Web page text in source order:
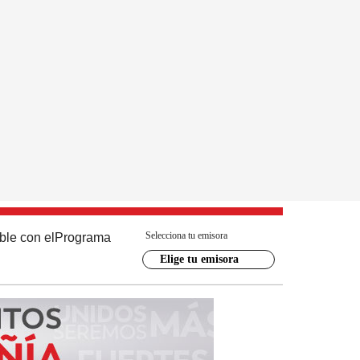
con el Programa Selecciona tu emisora
Elige tu emisora